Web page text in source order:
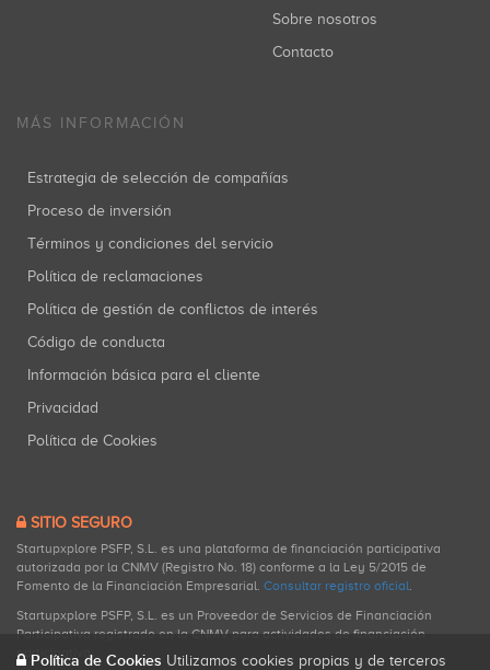
Sobre nosotros
Contacto
MÁS INFORMACIÓN
Estrategia de selección de compañías
Proceso de inversión
Términos y condiciones del servicio
Política de reclamaciones
Política de gestión de conflictos de interés
Código de conducta
Información básica para el cliente
Privacidad
Política de Cookies
SITIO SEGURO
Startupxplore PSFP, S.L. es una plataforma de financiación participativa
autorizada por la CNMV (Registro No. 18) conforme a la Ley 5/2015 de
Fomento de la Financiación Empresarial. Consultar registro oficial.
Startupxplore PSFP, S.L. es un Proveedor de Servicios de Financiación
Participativa registrado en la CNMV para actividades de financiación
participativa.
Política de Cookies Utilizamos cookies propias y de terceros